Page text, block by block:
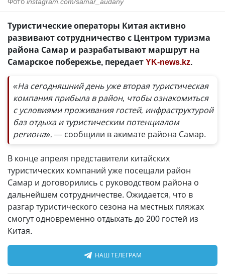
Туристические операторы Китая активно
развивают сотрудничество с Центром туризма
района Самар и разрабатывают маршрут на
Самарское побережье, передаетYK-news.kz.
«На сегодняшний день уже вторая туристическая
компания прибыла в район, чтобы ознакомиться
с условиями проживания гостей, инфраструктурой
баз отдыха и туристическим потенциалом
региона», — сообщили в акимате района Самар.
В конце апреля представители китайских
туристических компаний уже посещали район
Самар и договорились с руководством района о
дальнейшем сотрудничестве. Ожидается, что в
разгар туристического сезона на местных пляжах
смогут одновременно отдыхать до 200 гостей из
Китая.
НАШ ТЕЛЕГРАМ